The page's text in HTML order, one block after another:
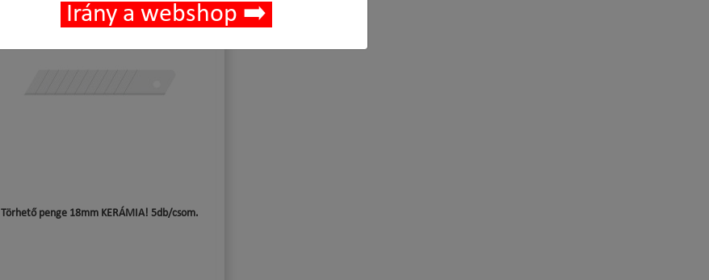
Törhető penge 18mm KERÁMIA! 5db/csom.
Irány a webshop ➡️